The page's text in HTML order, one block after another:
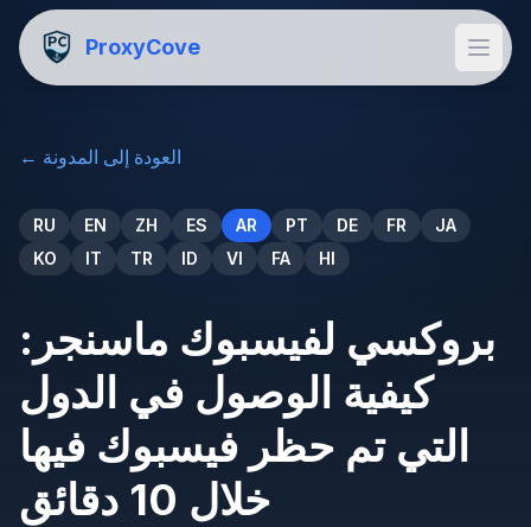
ProxyCove
← العودة إلى المدونة
RU EN ZH ES AR PT DE FR
JA
KO
IT TR ID VI FA HI
بروكسي لفيسبوك ماسنجر:
كيفية الوصول في الدول
التي تم حظر فيسبوك فيها
خلال 10 دقائق